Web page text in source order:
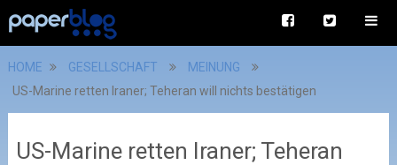
HOME GESELLSCHAFT
MEINUNG
US-Marine retten Iraner; Teheran will nichts bestätigen
US-Marine retten Iraner; Teheran